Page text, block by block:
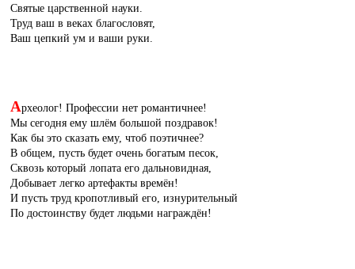
Святые царственной науки.
Труд ваш в веках благословят,
Ваш цепкий ум и ваши руки.
Археолог! Профессии нет романтичнее!
Мы сегодня ему шлём большой поздравок!
Как бы это сказать ему, чтоб поэтичнее?
В общем, пусть будет очень богатым песок,
Сквозь который лопата его дальновидная,
Добывает легко артефакты времён!
И пусть труд кропотливый его, изнурительный
По достоинству будет людьми награждён!